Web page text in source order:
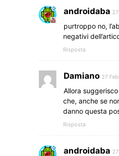
androidaba
purtroppo no,
negativi
Risposta
Damiano 27
Allora
che, anche se
danno questa
Risposta
androidaba